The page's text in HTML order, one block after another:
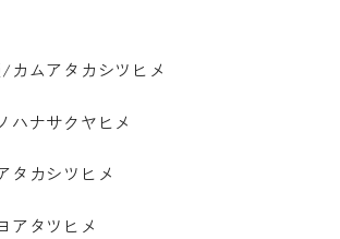
カムアタカシツヒメ
ハナサクヤヒメ
タカシツヒメ
アタツヒメ